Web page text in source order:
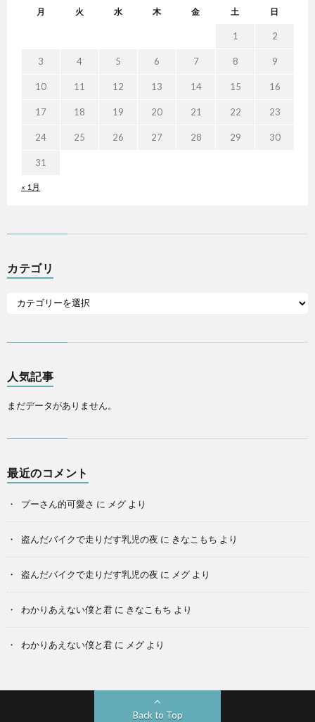
月 火 水 木 金 土 日
« 1月
1 2
3 4 5 6 7 8 9
10 11 12 13 14 15 16
17 18 19 20 21 22 23
24 25 26 27 28 29 30
31
カテゴリ
人気記事
まだデータがありません。
最近のコメント
プーさん的可愛さ に メグ より
盗んだバイクで走りだす乳児の夜 に きなこもち より
盗んだバイクで走りだす乳児の夜 に メグ より
わかりあえない僕と君 に きなこもち より
わかりあえない僕と君 に メグ より
Back to Top